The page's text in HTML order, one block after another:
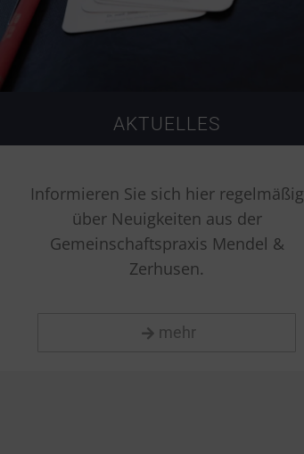
AKTUELLES
Informieren Sie sich hier regelmäßig
über Neuigkeiten aus der
Gemeinschaftspraxis Mendel &
Zerhusen.
mehr